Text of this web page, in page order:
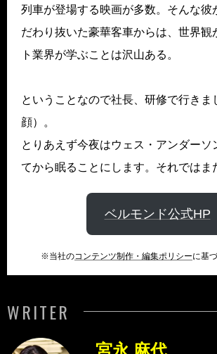
列車が登場する映画が多数。そんな彼
だわり抜いた豪華客車からは、世界観
ト業界が学ぶことは沢山ある。
ということなので社長、研修で行きま
顔）。
とりあえず今夜はウェス・アンダーソ
てから眠ることにします。それではま
ベルモンド公式HP
※当社のコンテンツ制作・編集ポリシーに基
WRITER
宮永 麻代